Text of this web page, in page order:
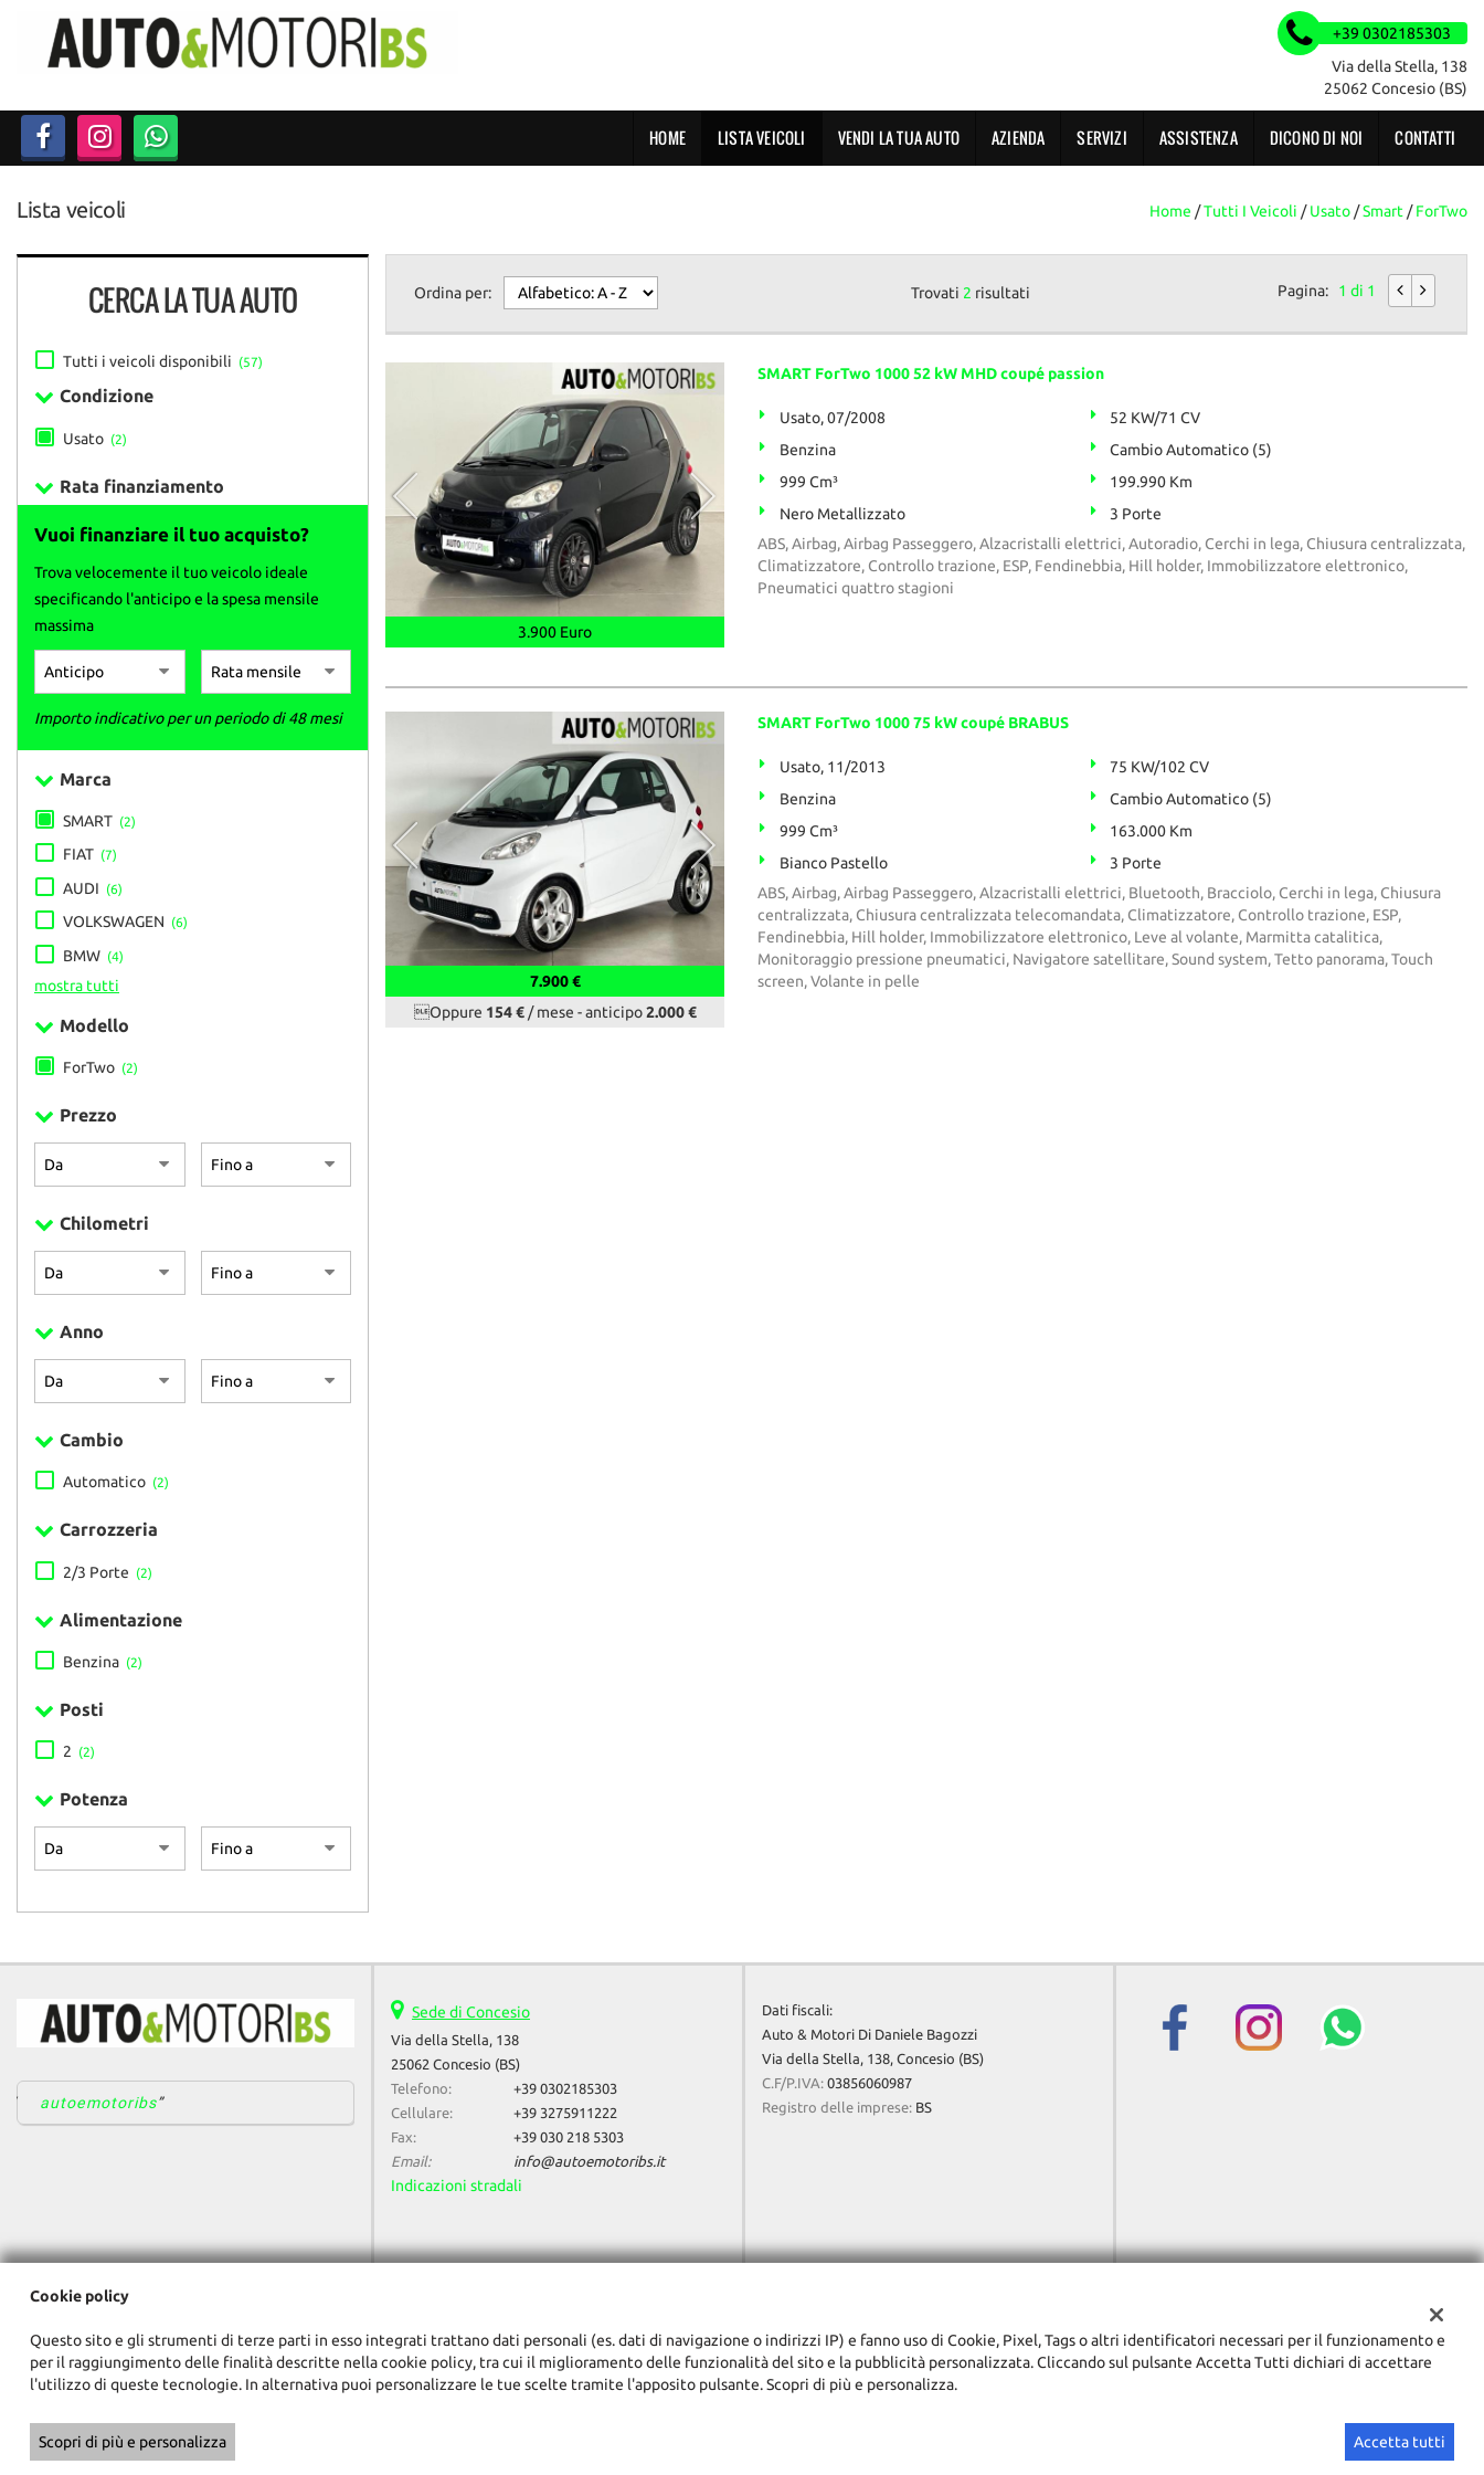
+39 0302185303
Via della Stella, 138
25062 Concesio (BS)
HOME LISTA VEICOLI VENDI LA TUA AUTO AZIENDA SERVIZI ASSISTENZA DICONO DI NOI CONTATTI
Lista veicoli Home /Tutti I Veicoli /Usato /Smart /ForTwo
CERCA LA TUA AUTO
Tutti i veicoli disponibili (57)
Condizione
Usato (2)
Rata finanziamento
Vuoi finanziare il tuo acquisto?
Trova velocemente il tuo veicolo ideale
specificando l'anticipo e la spesa mensile
massima
Importo indicativo per un periodo di 48 mesi
Marca
SMART (2)
FIAT (7)
AUDI (6)
VOLKSWAGEN (6)
BMW (4)
mostra tutti
Modello
ForTwo (2)
Prezzo
Chilometri
Anno
Cambio
Automatico (2)
Carrozzeria
2/3 Porte (2)
Alimentazione
Benzina (2)
Posti
2 (2)
Potenza
Ordina per: Trovati 2 risultati Pagina: 1 di 1
3.900 Euro
SMART ForTwo 1000 52 kW MHD coupé passion
Usato, 07/2008
52 KW/71 CV
Benzina
Cambio Automatico (5)
999 Cm³
199.990 Km
Nero Metallizzato
3 Porte
ABS, Airbag, Airbag Passeggero, Alzacristalli elettrici, Autoradio, Cerchi in lega, Chiusura centralizzata,
Climatizzatore, Controllo trazione, ESP, Fendinebbia, Hill holder, Immobilizzatore elettronico,
Pneumatici quattro stagioni
7.900 €
Oppure 154 €/ mese -anticipo2.000 €
SMART ForTwo 1000 75 kW coupé BRABUS
Usato, 11/2013
75 KW/102 CV
Benzina
Cambio Automatico (5)
999 Cm³
163.000 Km
Bianco Pastello
3 Porte
ABS, Airbag, Airbag Passeggero, Alzacristalli elettrici, Bluetooth, Bracciolo, Cerchi in lega, Chiusura
centralizzata, Chiusura centralizzata telecomandata, Climatizzatore, Controllo trazione, ESP,
Fendinebbia, Hill holder, Immobilizzatore elettronico, Leve al volante, Marmitta catalitica,
Monitoraggio pressione pneumatici, Navigatore satellitare, Sound system, Tetto panorama, Touch
screen, Volante in pelle
autoemotoribs
Sede di Concesio
Via della Stella, 138
25062 Concesio (BS)
Telefono:
+39 0302185303
Cellulare:
+39 3275911222
Fax:
+39 030 218 5303
Email:
info@autoemotoribs.it
Indicazioni stradali
Dati fiscali:
Auto & Motori Di Daniele Bagozzi
Via della Stella, 138, Concesio (BS)
C.F/P.IVA: 03856060987
Registro delle imprese: BS
Copyright © 2026 GestionaleAuto.com S.r.l., Tutti i diritti riservati - GestionaleAuto.com
Cookie policy
Questo sito e gli strumenti di terze parti in esso integrati trattano dati personali (es. dati di navigazione o indirizzi IP) e fanno uso di Cookie, Pixel, Tags o altri identificatori necessari per il funzionamento e
per il raggiungimento delle finalità descritte nella cookie policy, tra cui il miglioramento delle funzionalità del sito e la pubblicità personalizzata. Cliccando sul pulsante Accetta Tutti dichiari di accettare
l'utilizzo di queste tecnologie. In alternativa puoi personalizzare le tue scelte tramite l'apposito pulsante. Scopri di più e personalizza.
Scopri di più e personalizza Accetta tutti